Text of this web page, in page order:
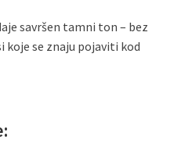
savršen tamni ton – bez
se znaju pojaviti kod